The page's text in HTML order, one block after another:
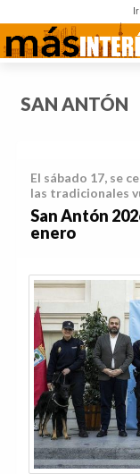
SAN ANTÓN
El sábado 17, se
las tradicionales
San Antón
enero